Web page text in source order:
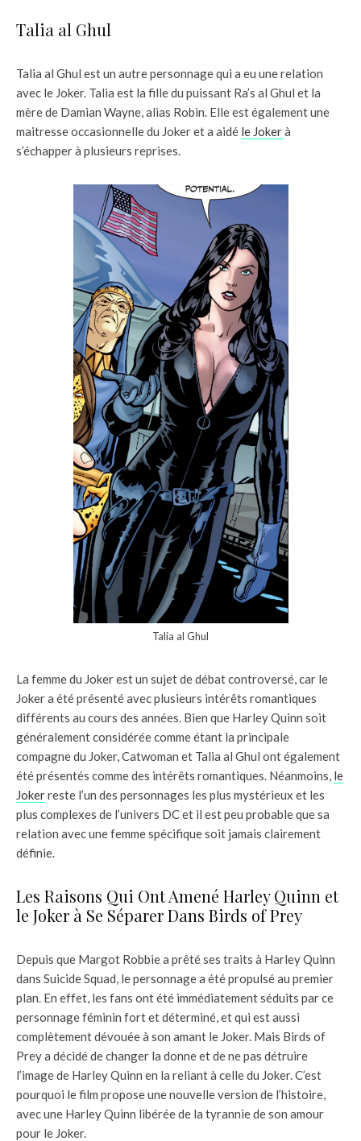
Talia al Ghul
Talia al Ghul est un autre personnage qui a eu une relation
avec le Joker. Talia est la fille du puissant Ra’s al Ghul et la
mère de Damian Wayne, alias Robin. Elle est également une
maitresse occasionnelle du Joker et a aidé le Jokerà
s’échapper à plusieurs reprises.
Talia al Ghul
La femme du Joker est un sujet de débat controversé, car le
Joker a été présenté avec plusieurs intérêts romantiques
différents au cours des années. Bien que Harley Quinn soit
généralement considérée comme étant la principale
compagne du Joker, Catwoman et Talia al Ghul ont également
été présentés comme des intérêts romantiques. Néanmoins, le
Jokerreste l’un des personnages les plus mystérieux et les
plus complexes de l’univers DC et il est peu probable que sa
relation avec une femme spécifique soit jamais clairement
définie.
Les Raisons Qui Ont Amené Harley Quinn et
le Joker à Se Séparer Dans Birds of Prey
Depuis que Margot Robbie a prêté ses traits à Harley Quinn
dans Suicide Squad, le personnage a été propulsé au premier
plan. En effet, les fans ont été immédiatement séduits par ce
personnage féminin fort et déterminé, et qui est aussi
complètement dévouée à son amant le Joker. Mais Birds of
Prey a décidé de changer la donne et de ne pas détruire
l’image de Harley Quinn en la reliant à celle du Joker. C’est
pourquoi le film propose une nouvelle version de l’histoire,
avec une Harley Quinn libérée de la tyrannie de son amour
pour le Joker.